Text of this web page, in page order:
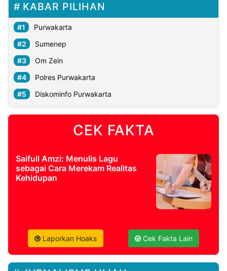
KABAR PILIHAN
Purwakarta
Sumenep
Om Zein
Polres Purwakarta
Diskominfo Purwakarta
CEK FAKTA
Saifull Amzi: Menulis Lagu
sebagai Cara Merekam Realitas
Kehidupan
Laporkan Hoaks Cek Fakta Lain